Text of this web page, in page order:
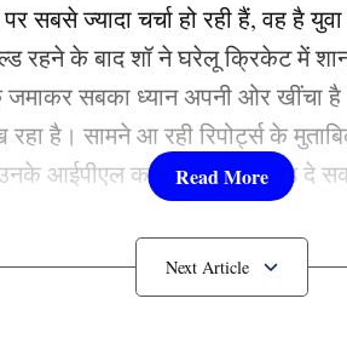
सबसे ज्यादा चर्चा हो रही हैं, वह है
रहने के बाद शॉ ने घरेलू क्रिकेट में
जमाकर सबका ध्यान अपनी ओर खींचा
है। सामने आ रही रिपोर्ट्स के
आईपीएल करियर को नया मोड़ दे
नीलामी ने